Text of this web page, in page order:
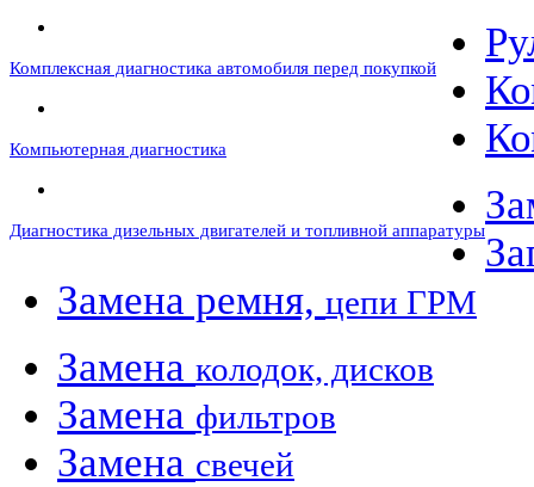
Комплексная диагностика автомобиля перед покупкой
Компьютерная диагностика
Диагностика дизельных двигателей и топливной аппаратуры
Замена ремня, цепи ГРМ
Замена колодок, дисков
Замена фильтров
Замена свечей